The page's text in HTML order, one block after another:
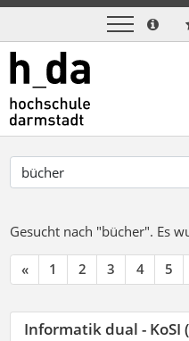
Gesucht nach "bücher". Es
« 1 2 3 4 5
Informatik dual - KoSI